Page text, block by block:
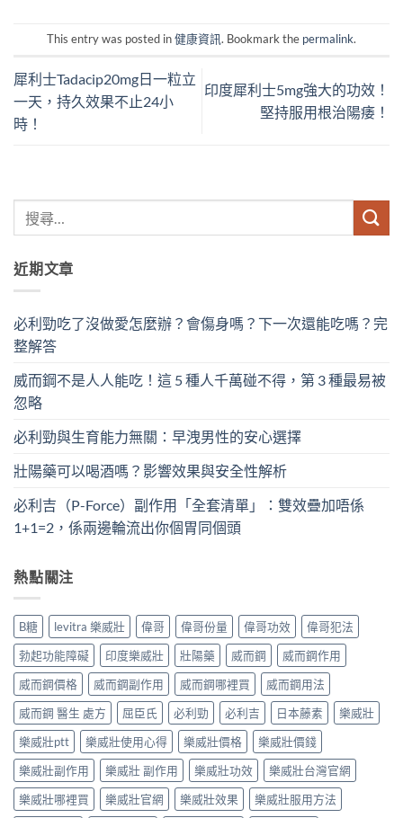
This entry was posted in健康資訊. Bookmark the permalink.
犀利士Tadacip20mg日一粒立
一天，持久效果不止24小
時！
印度犀利士5mg強大的功效！
堅持服用根治陽痿！
近期文章
必利勁吃了沒做愛怎麼辦？會傷身嗎？下一次還能吃嗎？完
整解答
威而鋼不是人人能吃！這 5 種人千萬碰不得，第 3 種最易被
忽略
必利勁與生育能力無關：早洩男性的安心選擇
壯陽藥可以喝酒嗎？影響效果與安全性解析
必利吉（P-Force）副作用「全套清單」：雙效疊加唔係
1+1=2，係兩邊輪流出你個胃同個頭
熱點關注
B糖 levitra 樂威壯 偉哥 偉哥份量 偉哥功效
偉哥犯法
勃起功能障礙
印度樂威壯 壯陽藥 威而鋼
威而鋼作用
威而鋼價格
威而鋼副作用 威而鋼哪裡買
威而鋼用法
威而鋼 醫生 處方
屈臣氏 必利勁 必利吉 日本藤素
樂威壯
樂威壯ptt
樂威壯使用心得 樂威壯價格
樂威壯價錢
樂威壯副作用
樂威壯 副作用 樂威壯功效
樂威壯台灣官網
樂威壯哪裡買
樂威壯官網 樂威壯效果 樂威壯服用方法